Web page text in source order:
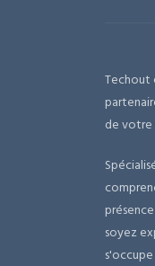
Techout
de votre
soyez